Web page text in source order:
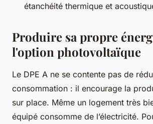
étanchéité thermique et
Produire sa propre
l'option photovoltaïque
Le DPE A ne se contente pas de
consommation : il encourage la
sur place. Même un logement très
équipé consomme de l’électricité.